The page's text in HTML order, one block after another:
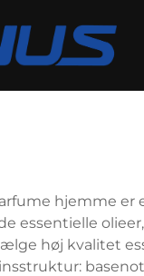
hjemme
essentielle
høj kvalitet